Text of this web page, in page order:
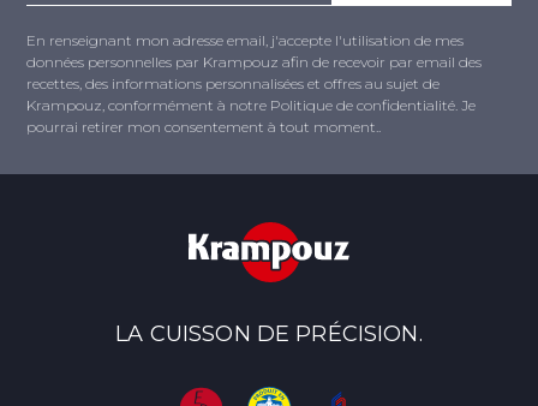
En renseignant mon adresse email, j'accepte l'utilisation de mes
données personnelles par Krampouz afin de recevoir par email des
recettes, des informations personnalisées et offres au sujet de
Krampouz, conformément à notre Politique de confidentialité. Je
pourrai retirer mon consentement à tout moment..
LA CUISSON DE PRÉCISION.